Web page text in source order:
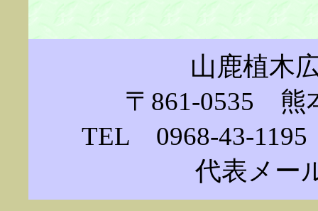
山鹿植木
〒861-0535 熊
TEL 0968-43-
代表メ